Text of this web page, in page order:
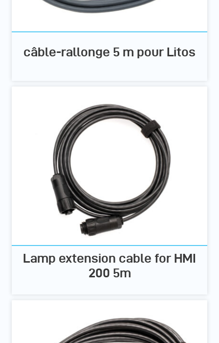
câble-rallonge 5 m pour Litos
Lamp extension cable for HMI
200 5m